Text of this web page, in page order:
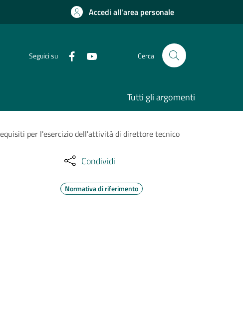
Accedi all'area personale
Seguici su Cerca
Tutti gli argomenti
per l'esercizio dell'attività di direttore tecnico
Condividi
Normativa di riferimento